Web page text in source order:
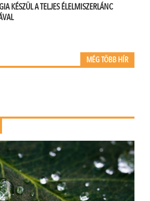
KÉSZÜL A TELJES ÉLELMISZERLÁNC
MÉG TÖBB HÍR